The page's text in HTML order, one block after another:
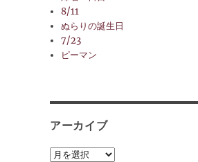
8/11
ぬらりの誕生日
7/23
ピーマン
アーカイブ
ア